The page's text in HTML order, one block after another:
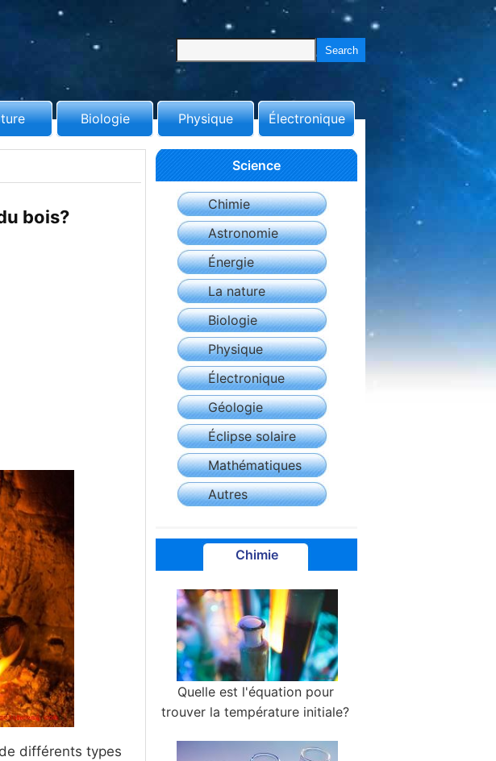
Biologie Physique Électronique
bois?
différents types
Science
Chimie
Astronomie
Énergie
La nature
Biologie
Physique
Électronique
Géologie
Éclipse solaire
Mathématiques
Autres
Chimie
Quelle est l'équation pour
trouver la température initiale?